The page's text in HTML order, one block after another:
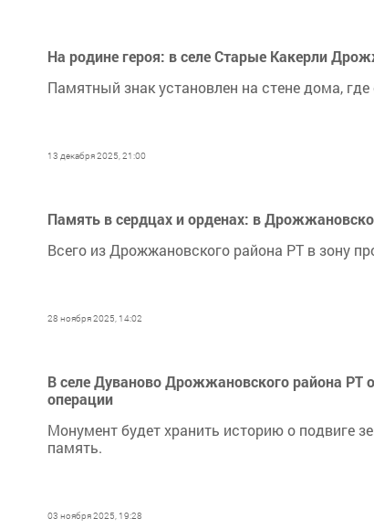
На родине героя: в селе Старые Какерли
Памятный знак установлен на стене дома,
13 декабря 2025, 21:00
Память в сердцах и орденах: в
Всего из Дрожжановского района РТ в зону
28 ноября 2025, 14:02
В селе Дуваново Дрожжановского района РТ
операции
Монумент будет хранить историю о подвиге
память.
03 ноября 2025, 19:28